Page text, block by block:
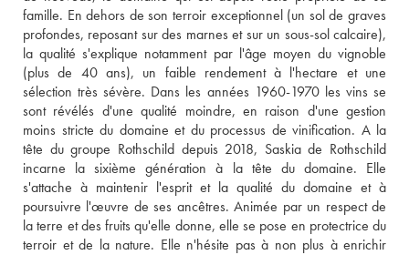
famille. En dehors de son terroir exceptionnel (un sol de graves
profondes, reposant sur des marnes et sur un sous-sol calcaire),
la qualité s'explique notamment par l'âge moyen du vignoble
(plus de 40 ans), un faible rendement à l'hectare et une
sélection très sévère. Dans les années 1960-1970 les vins se
sont révélés d'une qualité moindre, en raison d'une gestion
moins stricte du domaine et du processus de vinification. A la
tête du groupe Rothschild depuis 2018, Saskia de Rothschild
incarne la sixième génération à la tête du domaine. Elle
s'attache à maintenir l'esprit et la qualité du domaine et à
poursuivre l'œuvre de ses ancêtres. Animée par un respect de
la terre et des fruits qu'elle donne, elle se pose en protectrice du
terroir et de la nature. Elle n'hésite pas à non plus à enrichir